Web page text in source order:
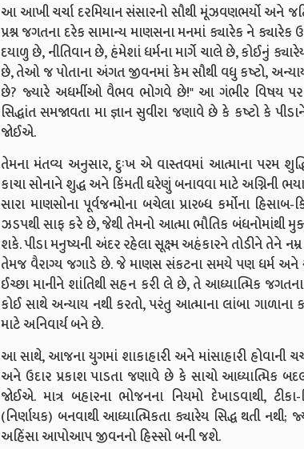
આ આખી ચર્ચા દરમિયાન સંસારનો સૌથી મૂંઝવણભર્યો અને
પ્રશ્ન જગતના દરેક સામાન્ય માણસના મનમાં ક્યારેક ને
દયાળુ છે, નીતિવાન છે, હંમેશાં ધર્મના માર્ગે ચાલે છે, કોઈનું
છે, તેઓ જ પોતાના અંગત જીવનમાં કેમ સૌથી વધુ કષ્ટો,
છે? જ્યારે અધર્મીઓ વૈભવ ભોગવે છે!" આ ગંભીર વિષય પર
સિદ્ધાંત સમજાવતા મા જ્ઞાન સુવીરા જણાવે છે કે કષ્ટો કે
જોઈએ.
તેમના મંતવ્ય અનુસાર, દુઃખ એ વાસ્તવમાં આત્માના પરમ
કાચા સોનાને શુદ્ધ અને કિંમતી ઘરેણું બનાવવા માટે અગ્નિની
સારા માણસોના પૂર્વજન્મોના બચેલા પ્રારબ્ધ કર્મોના
ઝડપથી સાફ કરે છે, જેથી તેમનો આત્મા ભૌતિક બંધનોમાંથી
શકે. પીડા મનુષ્યની અંદર રહેલા સૂક્ષ્મ અહંકારને તોડીને તેને
તેમજ વૈરાગ્ય જગાડે છે. જે માણસ સંકટના સમયે પણ ધર્મ અને
ઈચ્છા માનીને શાંતિથી સહન કરી લે છે, તે આધ્યાત્મિક
કોઈ સાથે અન્યાય નથી કરતો, પરંતુ આત્માના લાંબા ગાળાના
માટે અનિવાર્ય બને છે.
આ સાથે, આજના યુગમાં શાકાહારી અને માંસાહારી
અને ઉદાર પ્રકાશ પાડતા જણાવે છે કે સાચો આધ્યાત્મિક
જોઈએ. માત્ર બહારના ભોજનના નિયમો દેખાડવાથી,
(નિર્ણાયક) બનવાથી આધ્યાત્મિકતા ક્યારેય સિદ્ધ થતી નથી;
અહિંસા આપોઆપ જીવનનો હિસ્સો બની જશે.